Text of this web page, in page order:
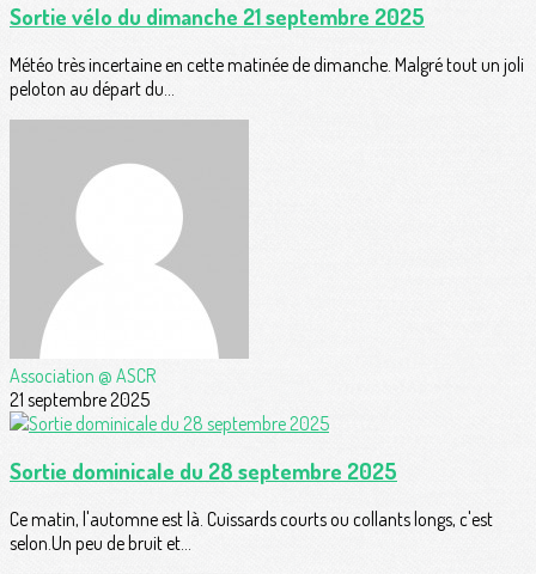
Sortie vélo du dimanche 21 septembre 2025
Météo très incertaine en cette matinée de dimanche. Malgré tout un joli
peloton au départ du...
Association @ ASCR
21 septembre 2025
Sortie dominicale du 28 septembre 2025
Ce matin, l'automne est là. Cuissards courts ou collants longs, c'est
selon.Un peu de bruit et...